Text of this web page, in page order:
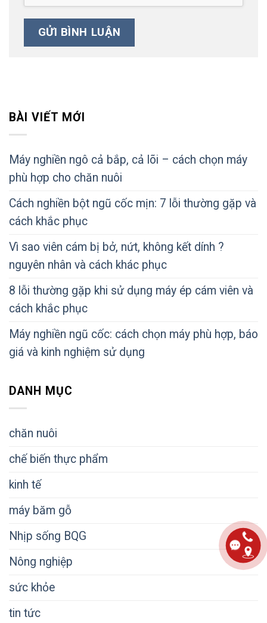
BÀI VIẾT MỚI
Máy nghiền ngô cả bắp, cả lõi – cách chọn máy
phù hợp cho chăn nuôi
Cách nghiền bột ngũ cốc mịn: 7 lỗi thường gặp và
cách khắc phục
Vì sao viên cám bị bở, nứt, không kết dính ?
nguyên nhân và cách khác phục
8 lỗi thường gặp khi sử dụng máy ép cám viên và
cách khắc phục
Máy nghiền ngũ cốc: cách chọn máy phù hợp, báo
giá và kinh nghiệm sử dụng
DANH MỤC
chăn nuôi
chế biến thực phẩm
kinh tế
máy băm gỗ
Nhịp sống BQG
Nông nghiệp
sức khỏe
tin tức